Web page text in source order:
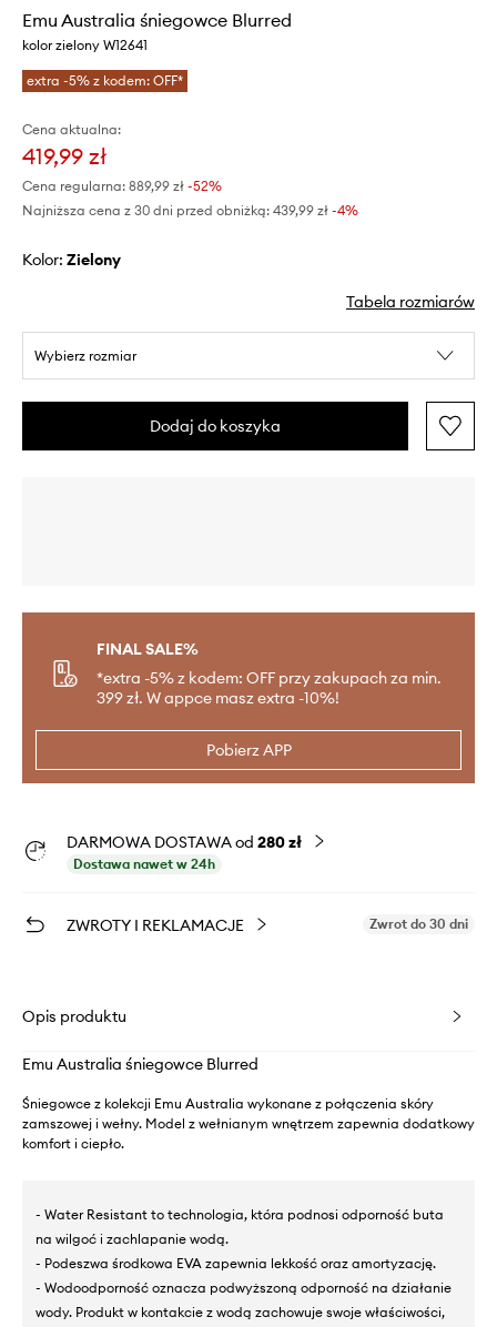
Emu Australia śniegowce Blurred
kolor zielony W12641
extra -5% z kodem: OFF*
Cena aktualna:
419,99 zł
Cena regularna: 889,99 zł -52%
Najniższa cena z 30 dni przed obniżką: 439,99 zł -4%
Kolor: zielony
Tabela rozmiarów
Wybierz rozmiar
Dodaj do koszyka
FINAL SALE%
*extra -5% z kodem: OFF przy zakupach za min.
399 zł. W appce masz extra -10%!
Pobierz APP
DARMOWA DOSTAWA od 280 zł
Dostawa nawet w 24h
ZWROTY I REKLAMACJE Zwrot do 30 dni
Opis produktu
Emu Australia śniegowce Blurred
Śniegowce z kolekcji Emu Australia wykonane z połączenia skóry
zamszowej i wełny. Model z wełnianym wnętrzem zapewnia dodatkowy
komfort i ciepło.
- Water Resistant to technologia, która podnosi odporność buta
na wilgoć i zachlapanie wodą.
- Podeszwa środkowa EVA zapewnia lekkość oraz amortyzację.
- Wodoodporność oznacza podwyższoną odporność na działanie
wody. Produkt w kontakcie z wodą zachowuje swoje właściwości,